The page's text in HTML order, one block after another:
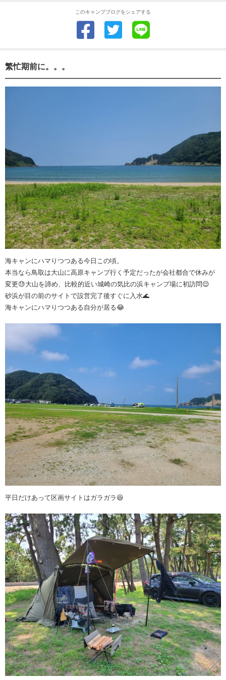
このキャンプブログをシェアする
繁忙期前に。。。
海キャンにハマりつつある今日この頃。
本当なら鳥取は大山に高原キャンプ行く予定だったが会社都合で休みが
変更😓大山を諦め、比較的近い城崎の気比の浜キャンプ場に初訪問😌
砂浜が目の前のサイトで設営完了後すぐに入水🌊
海キャンにハマりつつある自分が居る😂
平日だけあって区画サイトはガラガラ😆